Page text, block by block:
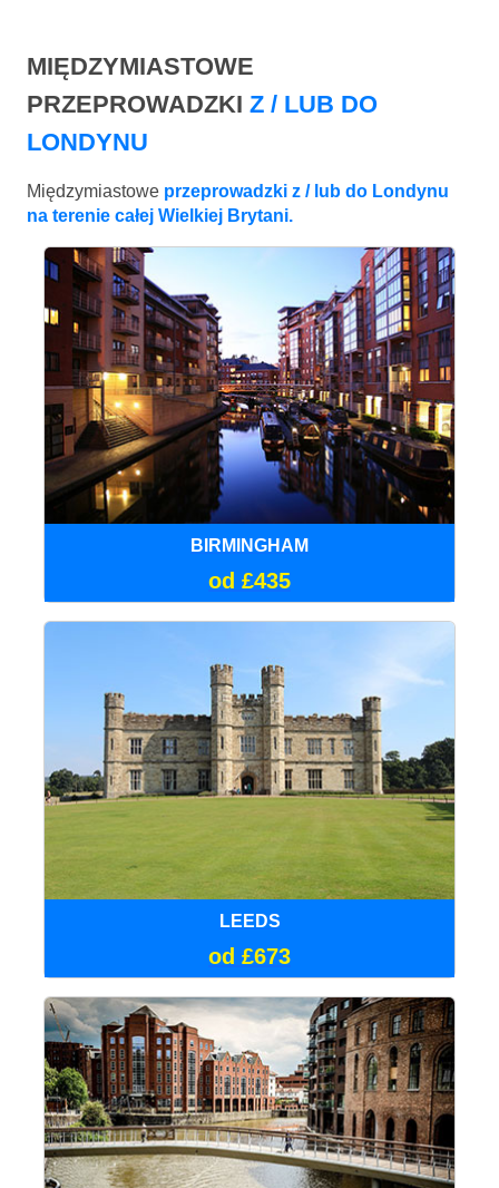
MIĘDZYMIASTOWE
PRZEPROWADZKI Z / LUB DO
LONDYNU
Międzymiastowe przeprowadzki z / lub do Londynu
na terenie całej Wielkiej Brytani.
BIRMINGHAM
od £435
LEEDS
od £673